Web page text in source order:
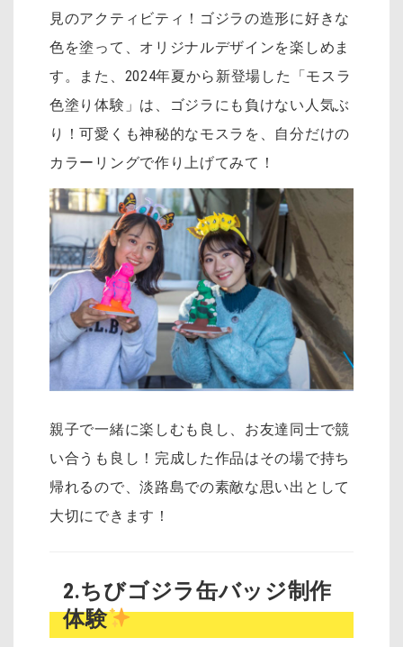
見のアクティビティ！ゴジラの造形に好きな
色を塗って、オリジナルデザインを楽しめま
す。また、2024年夏から新登場した「モスラ
色塗り体験」は、ゴジラにも負けない人気ぶ
り！可愛くも神秘的なモスラを、自分だけの
カラーリングで作り上げてみて！
親子で一緒に楽しむも良し、お友達同士で競
い合うも良し！完成した作品はその場で持ち
帰れるので、淡路島での素敵な思い出として
大切にできます！
2.ちびゴジラ缶バッジ制作
体験